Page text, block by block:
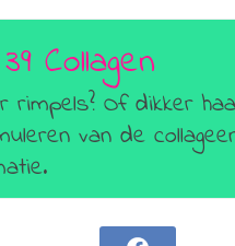
Collagen
rimpels? Of dikker
van de